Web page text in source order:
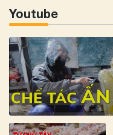
Youtube